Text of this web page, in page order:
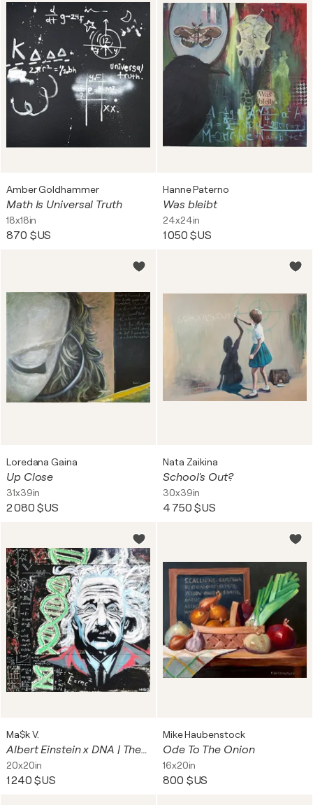
Amber Goldhammer
Math Is Universal Truth
18x18in
870 $US
Hanne Paterno
Was bleibt
24x24in
1 050 $US
Loredana Gaina
Up Close
31x39in
2 080 $US
Nata Zaikina
School's Out?
30x39in
4 750 $US
Ma$k V.
Albert Einstein x DNA | The Genius within
20x20in
1 240 $US
Mike Haubenstock
Ode To The Onion
16x20in
800 $US